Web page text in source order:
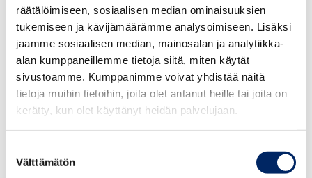
räätälöimiseen, sosiaalisen median ominaisuuksien
tukemiseen ja kävijämäärämme analysoimiseen. Lisäksi
jaamme sosiaalisen median, mainosalan ja analytiikka-
alan kumppaneillemme tietoja siitä, miten käytät
sivustoamme. Kumppanimme voivat yhdistää näitä
tietoja muihin tietoihin, joita olet antanut heille tai joita on
kerätty, kun olet käyttänyt heidän palvelujaan.
valinta
Välttämätön
Helsingin ja Pekingin kaupungit kutsuvat Sinut
vastaanottamaan Kukon vuotta.
Lisätietoja ja ohjelma:
www.kiinalainenuusivuosi.fi